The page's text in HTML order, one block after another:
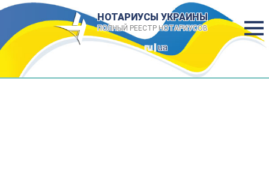
НОТАРИУСЫ УКРАИНЫ
ПОЛНЫЙ РЕЕСТР НОТАРИУСОВ
ru |ua